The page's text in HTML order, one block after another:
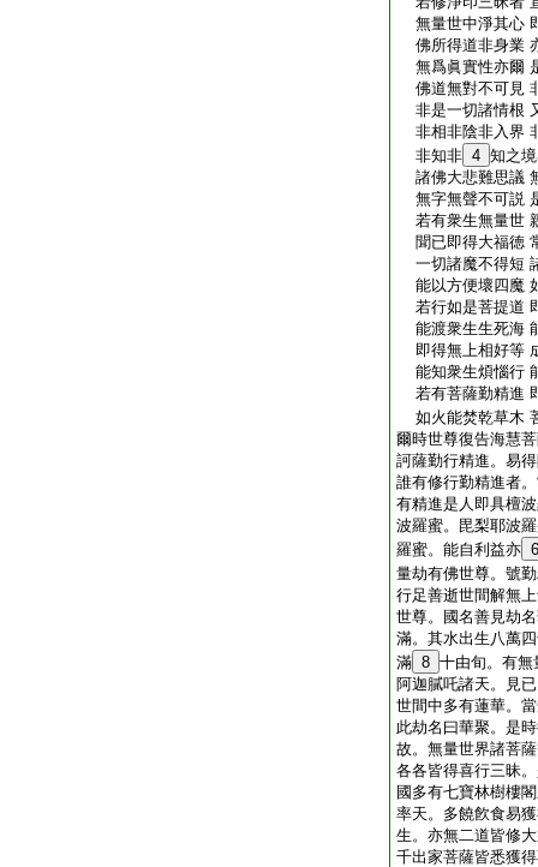
無量世中淨其心
佛所得道非身業
無爲眞實性亦爾
佛道無對不可見
非是一切諸情根
非相非陰非入界
非知非 4 知之
諸佛大悲難思議
無字無聲不可説
若有衆生無量世
聞已即得大福徳
一切諸魔不得短
能以方便壞四魔
若行如是菩提道
能渡衆生生死海
即得無上相好等
能知衆生煩惱行
若有菩薩勤精進
如火能焚乾草木
爾時世尊復告海慧
訶薩勤行精進。易
誰有修行勤精進者
有精進是人即具檀
波羅蜜。毘梨耶波
羅蜜。能自利益亦 6
量劫有佛世尊。號
行足善逝世間解無
世尊。國名善見劫
滿。其水出生八萬
滿 8 十由旬。有無
阿迦膩吒諸天。見
世間中多有蓮華。
此劫名曰華聚。是
故。無量世界諸菩
各各皆得喜行三昧
國多有七寶林樹樓
率天。多饒飮食易
生。亦無二道皆修
千出家菩薩皆悉獲